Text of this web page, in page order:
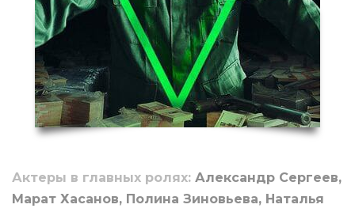
Актеры в главных ролях: Александр Сергеев,
Марат Хасанов, Полина Зиновьева, Наталья